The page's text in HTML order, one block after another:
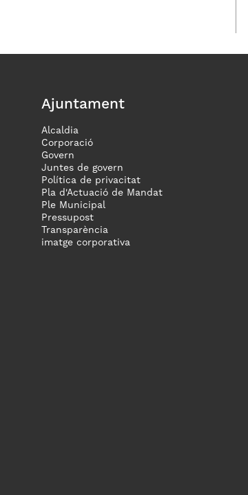
Ajuntament
Alcaldia
Corporació
Govern
Juntes de govern
Política de privacitat
Pla d'Actuació de Mandat
Ple Municipal
Pressupost
Transparència
imatge corporativa